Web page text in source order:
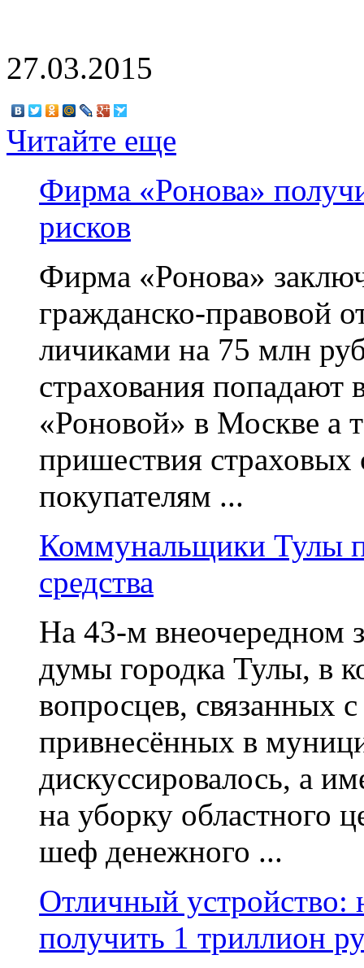
27.03.2015
Читайте еще
Фирма «Ронова»
рисков
Фирма «Ронова»
гражданско-правовой
личиками на 75 млн
страхования попадают
«Роновой» в Москве а
пришествия
покупателям ...
Коммунальщики Тулы
средства
На 43-м внеочередном
думы городка Тулы, в
вопросцев, связанных
привнесённых в
дискуссировалось, а
на уборку областного
шеф денежного ...
Отличный устройство:
получить 1 триллион